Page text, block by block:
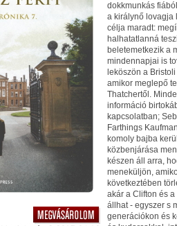
dokkmunkás
a királynő lovagja
célja maradt:
halhatatlanná
beletemetkezik a
mindennapjai is
leköszön a
amikor meglepő
Thatchertől.
információ
kapcsolatban;
Farthings
komoly bajba
közbenjárása
készen áll arra,
meneküljön,
következtében
akár a Clifton és
állhat - egyszer s
generációkon és